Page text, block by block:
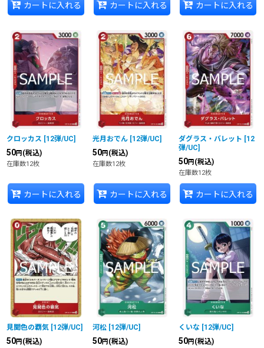
カートに入れる カートに入れる カートに入れる
クロッカス [12弾/UC]
50円 (税込)
在庫数12枚
カートに入れる
光月おでん [12弾/UC]
50円 (税込)
在庫数12枚
カートに入れる
ダグラス・バレット [12
弾/UC]
50円 (税込)
在庫数12枚
カートに入れる
見聞色の覇気 [12弾/UC]
50円 (税込)
河松 [12弾/UC]
50円 (税込)
くいな [12弾/UC]
50円 (税込)